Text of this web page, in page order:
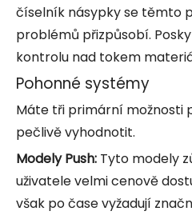
číselník násypky se těmto
problémů přizpůsobí.
kontrolu nad tokem
Pohonné systémy
Máte tři primární možnosti
pečlivě vyhodnotit.
Modely Push: Tyto modely
uživatele velmi cenově
však po čase vyžadují